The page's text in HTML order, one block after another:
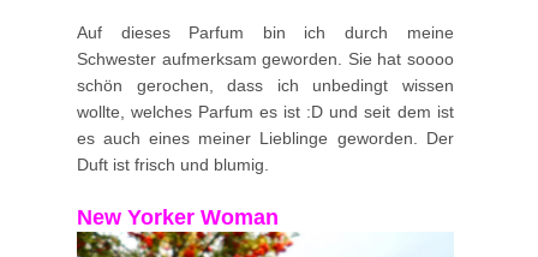
Auf dieses Parfum bin ich durch meine
Schwester aufmerksam geworden. Sie hat soooo
schön gerochen, dass ich unbedingt wissen
wollte, welches Parfum es ist :D und seit dem ist
es auch eines meiner Lieblinge geworden. Der
Duft ist frisch und blumig.
New Yorker Woman